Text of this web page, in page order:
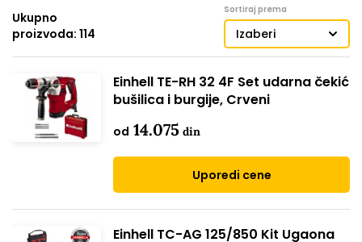
Ukupno
proizvoda: 114
Sortiraj prema
Izaberi
Einhell TE-RH 32 4F Set udarna čekić
bušilica i burgije, Crveni
od 14.075 din
Uporedi cene
Einhell TC-AG 125/850 Kit Ugaona